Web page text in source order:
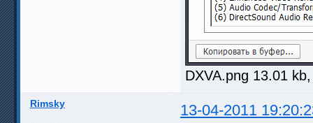
DXVA.png 13.01
Rimsky 13-04-2011